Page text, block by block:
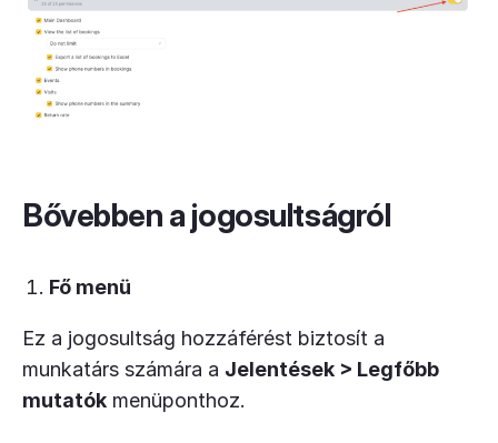
Bővebben a jogosultságról
Fő menü
Ez a jogosultság hozzáférést biztosít a
munkatárs számára a Jelentések > Legfőbb
mutatók menüponthoz.